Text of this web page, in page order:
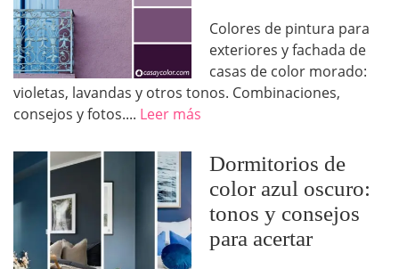
Colores de pintura para
exteriores y fachada de
casas de color morado:
violetas, lavandas y otros tonos. Combinaciones,
consejos y fotos.... Leer más
Dormitorios de
color azul oscuro:
tonos y consejos
para acertar